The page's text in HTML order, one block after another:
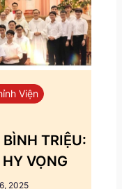
Viện
TRIỆU:
VỌNG
2025